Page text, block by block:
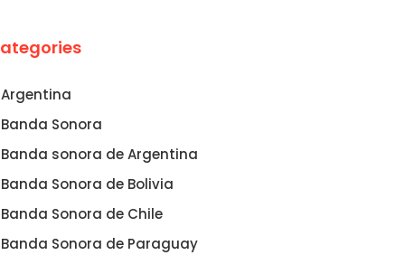
Argentina
Banda Sonora
Banda sonora de Argentina
Banda Sonora de Bolivia
Banda Sonora de Chile
Banda Sonora de Paraguay